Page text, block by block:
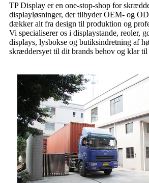
TP Display er en one-stop-shop for
displayløsninger, der tilbyder OEM- og
dækker alt fra design til produktion og
Vi specialiserer os i displaystande, reoler,
displays, lysbokse og butiksindretning af
skræddersyet til dit brands behov og klar